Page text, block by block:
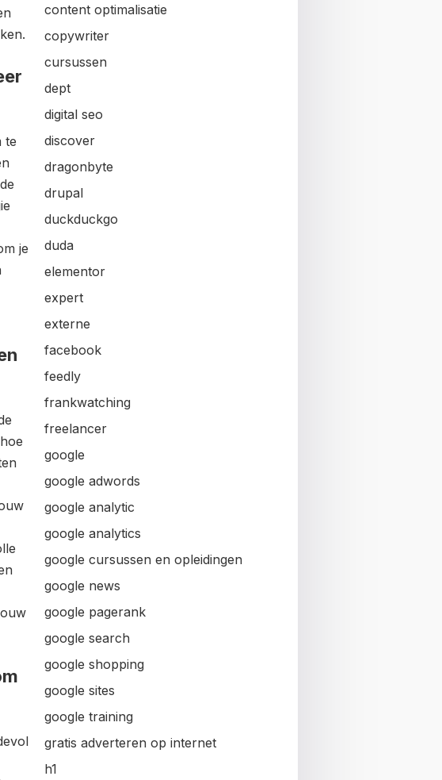
te
je
content optimalisatie
copywriter
cursussen
dept
digital seo
discover
dragonbyte
drupal
duckduckgo
duda
elementor
expert
externe
facebook
feedly
frankwatching
freelancer
google
google adwords
google analytic
google analytics
google cursussen en opleidingen
google news
google pagerank
google search
google shopping
google sites
google training
gratis adverteren op internet
h1